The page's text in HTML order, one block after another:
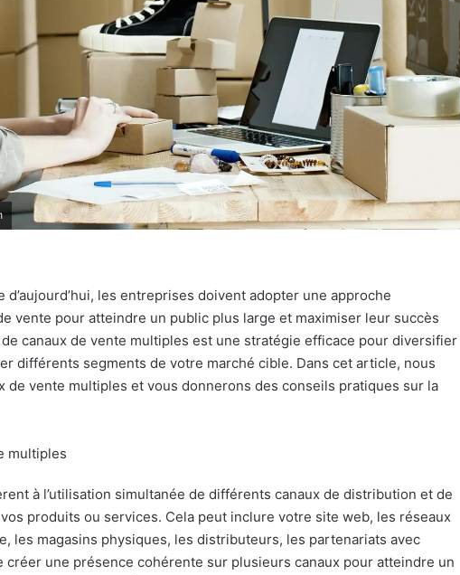
d’aujourd’hui, les entreprises doivent adopter une approche
vente pour atteindre un public plus large et maximiser leur succès
de canaux de vente multiples est une stratégie efficace pour diversifier
différents segments de votre marché cible. Dans cet article, nous
de vente multiples et vous donnerons des conseils pratiques sur la
multiples
à l’utilisation simultanée de différents canaux de distribution et de
produits ou services. Cela peut inclure votre site web, les réseaux
les magasins physiques, les distributeurs, les partenariats avec
créer une présence cohérente sur plusieurs canaux pour atteindre un